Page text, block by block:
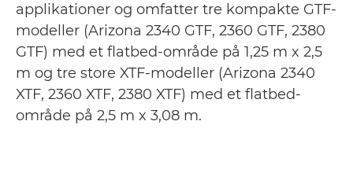
applikationer og omfatter tre kompakte GTF-
modeller (Arizona 2340 GTF, 2360 GTF, 2380
GTF) med et flatbed-område på 1,25 m x 2,5
m og tre store XTF-modeller (Arizona 2340
XTF, 2360 XTF, 2380 XTF) med et flatbed-
område på 2,5 m x 3,08 m.